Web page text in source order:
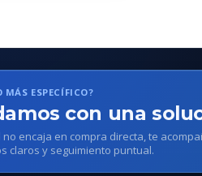
MÁS ESPECÍFICO?
con una
no encaja en compra directa, te
claros y seguimiento puntual.